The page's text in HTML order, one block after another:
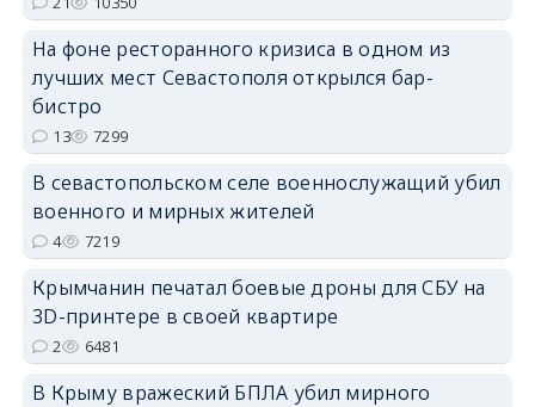
На фоне ресторанного кризиса в одном из
лучших мест Севастополя открылся бар-
бистро
13 7299
В севастопольском селе военнослужащий убил
военного и мирных жителей
4 7219
Крымчанин печатал боевые дроны для СБУ на
3D-принтере в своей квартире
2 6481
В Крыму вражеский БПЛА убил мирного